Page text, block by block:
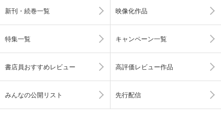
新刊・続巻一覧 映像化作品
特集一覧 キャンペーン一覧
書店員おすすめレビュー 高評価レビュー作品
みんなの公開リスト 先行配信